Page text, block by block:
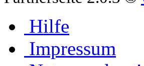
Hilfe
Impressum